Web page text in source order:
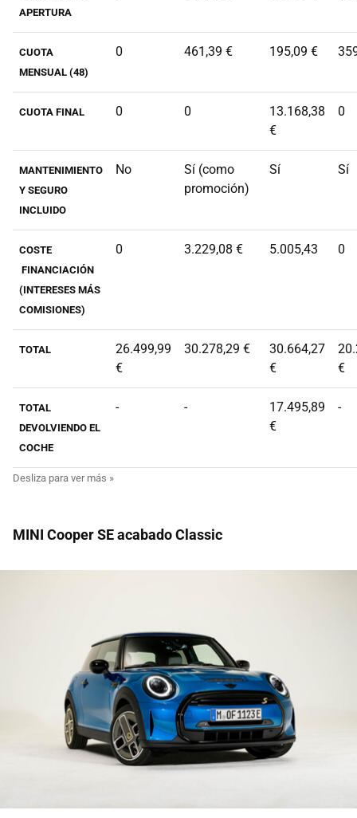
APERTURA
CUOTA
MENSUAL (48)
0 461,39 € 195,09 €
CUOTA FINAL 0 0
13.168,38
€
0
MANTENIMIENTO
Y SEGURO
INCLUIDO
No
Sí (como
promoción)
Sí Sí
COSTE
FINANCIACIÓN
(INTERESES MÁS
COMISIONES)
0 3.229,08 € 5.005,43 0
TOTAL
26.499,99
€
30.278,29 €
30.664,27
€
€
TOTAL
DEVOLVIENDO EL
COCHE
- -
17.495,89
€
-
MINI Cooper SE acabado Classic